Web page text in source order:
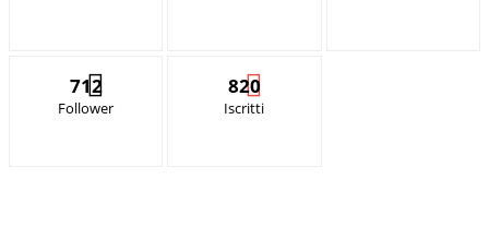
712
Follower
820
Iscritti